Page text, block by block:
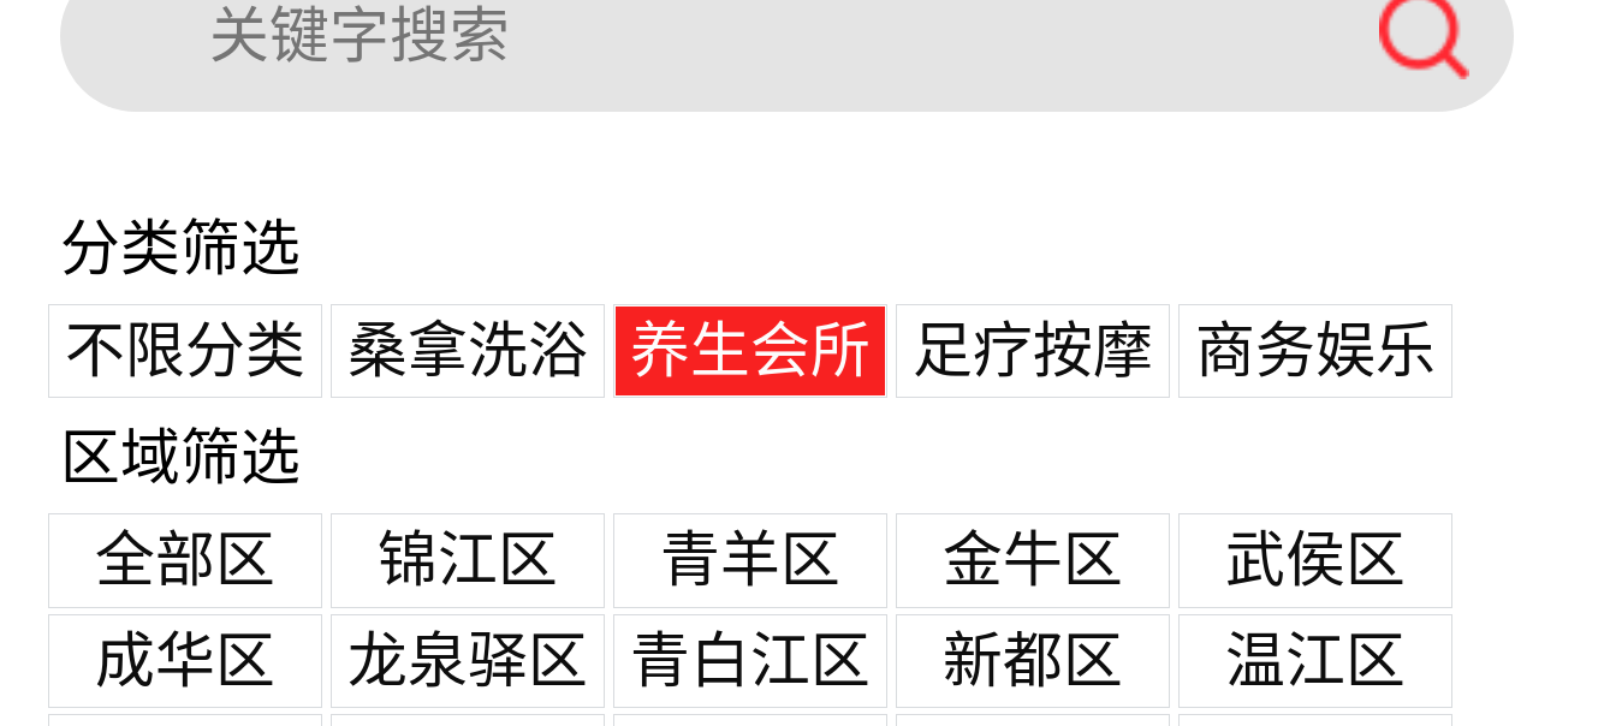
分类筛选
不限分类
桑拿洗浴 养生会所 足疗按摩
商务娱乐
区域筛选
全部区
锦江区 青羊区 金牛区
武侯区
成华区
龙泉驿区 青白江区 新都区
温江区